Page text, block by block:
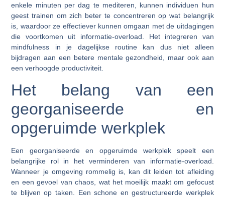
enkele minuten per dag te mediteren, kunnen individuen hun
geest trainen om zich beter te concentreren op wat belangrijk
is, waardoor ze effectiever kunnen omgaan met de uitdagingen
die voortkomen uit informatie-overload. Het integreren van
mindfulness in je dagelijkse routine kan dus niet alleen
bijdragen aan een betere mentale gezondheid, maar ook aan
een verhoogde productiviteit.
Het belang van een
georganiseerde en
opgeruimde werkplek
Een georganiseerde en opgeruimde werkplek speelt een
belangrijke rol in het verminderen van informatie-overload.
Wanneer je omgeving rommelig is, kan dit leiden tot afleiding
en een gevoel van chaos, wat het moeilijk maakt om gefocust
te blijven op taken. Een schone en gestructureerde werkplek